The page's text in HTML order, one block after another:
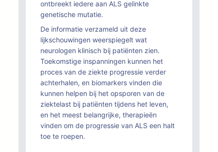
ontbreekt iedere aan ALS gelinkte
genetische mutatie.
De informatie verzameld uit deze
lijkschouwingen weerspiegelt wat
neurologen klinisch bij patiënten zien.
Toekomstige inspanningen kunnen het
proces van de ziekte progressie verder
achterhalen, en biomarkers vinden die
kunnen helpen bij het opsporen van de
ziektelast bij patiënten tijdens het leven,
en het meest belangrijke, therapieën
vinden om de progressie van ALS een halt
toe te roepen.